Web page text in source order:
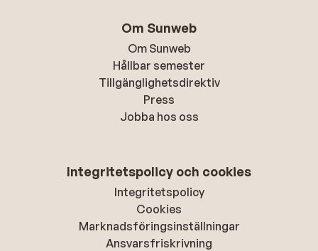
Om Sunweb
Om Sunweb
Hållbar semester
Tillgänglighetsdirektiv
Press
Jobba hos oss
Integritetspolicy och cookies
Integritetspolicy
Cookies
Marknadsföringsinställningar
Ansvarsfriskrivning